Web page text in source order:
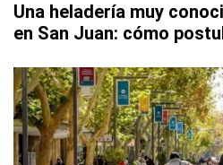
Una heladería muy
en San Juan: cómo